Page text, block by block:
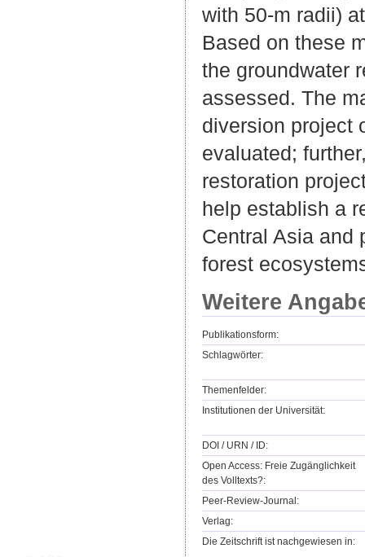
with 50-m radii)
Based on these
the groundwater
assessed. The
diversion project
evaluated;
restoration
help establish a
Central Asia and
forest
Weitere
Publikationsform:
Schlagwörter:
Themenfelder:
Institutionen der Universität:
DOI / URN / ID:
Open Access: Freie Zugänglichkeit
des Volltexts?:
Peer-Review-Journal:
Verlag:
Die Zeitschrift ist nachgewiesen in: